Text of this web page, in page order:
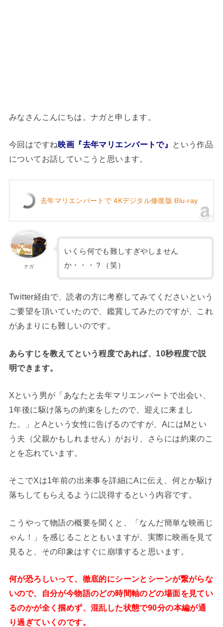
みなさんこんにちは。ナガと申します。
今回はですね映画『去年マリエンバートで』
という作品
についてお話していこうと思います。
去年マリエンバートで 4Kデジタル修復版 Blu-ray
ナガ
いくら何でも難しすぎやしません
か・・・？（笑）
Twitter経由で、読者の方に考察してみてくださいという
ご要望を頂いていたので、鑑賞してみたのですが、これ
があまりにも難しいのです。
あらすじを教えてという程度であれば、10秒程度で説
明できます。
Xという男が「あなたと去年マリエンバートで出会い、
1年後に駆け落ちの約束をしたので、迎えに来まし
た。」とAという女性に告げるのですが、AにはMとい
う夫（父親かもしれません）がおり、さらには約束のこ
とを忘れています。
そこでXは1年前の出来事を詳細にAに伝え、何とか駆け
落ちしてもらえるように説得するという内容です。
こうやって物語の概要を聞くと、「なんだ簡単な映画じ
ゃん！」を感じることともいますが、実際に映画を見て
見ると、その印象はすぐに崩壊すると思います。
何が恐ろしいって、徹底的にシーンとシーンが繋がらな
いので、自分が今物語のどの時間軸のどの場面を見てい
るのかが全く掴めず、混乱した状態で90分の本編が通
り過ぎていくのです。